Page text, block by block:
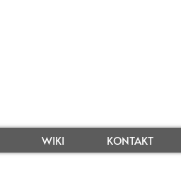
WIKI KONTAKT